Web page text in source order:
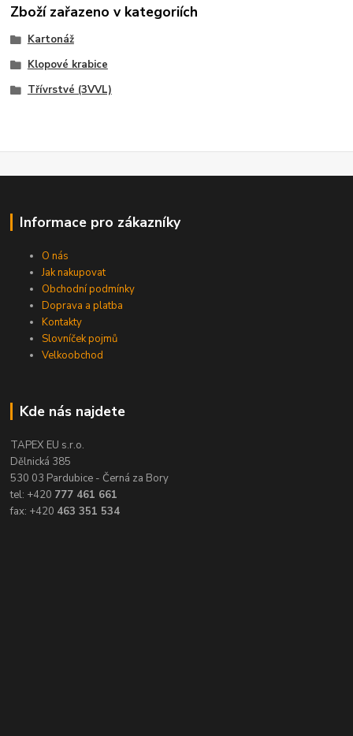
Zboží zařazeno v kategoriích
Kartonáž
Klopové krabice
Třívrstvé (3VVL)
Informace pro zákazníky
O nás
Jak nakupovat
Obchodní podmínky
Doprava a platba
Kontakty
Slovníček pojmů
Velkoobchod
Kde nás najdete
TAPEX EU s.r.o.
Dělnická 385
530 03 Pardubice - Černá za Bory
tel: +420 777 461 661
fax: +420 463 351 534